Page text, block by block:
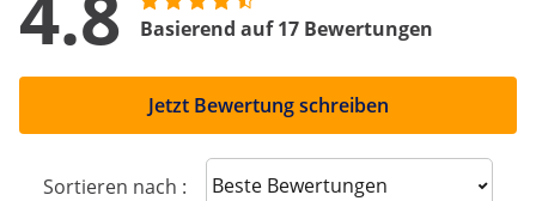
Basierend auf 17 Bewertungen
Jetzt Bewertung schreiben
Sortieren nach : Sort reviews